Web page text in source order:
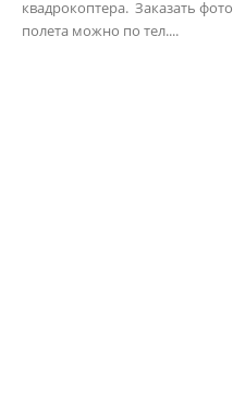
квадрокоптера. Заказать
полета можно по тел....